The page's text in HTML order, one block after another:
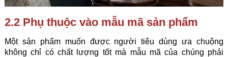
2.2 Phụ thuộc vào mẫu mã sản phẩm
Một sản phẩm muốn được người tiêu dùng ưa chuộng
không chỉ có chất lượng tốt mà mẫu mã của chúng phải